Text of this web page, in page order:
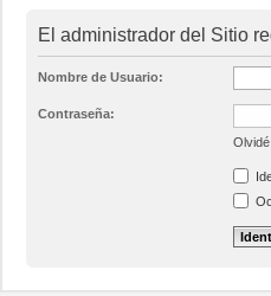
El administrador del Sitio
Nombre de Usuario:
Contraseña: